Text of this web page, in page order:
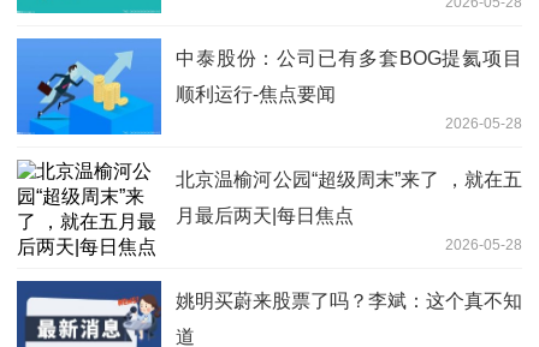
中泰股份：公司已有多套BOG提氦项目
顺利运行-焦点要闻
2026-05-28
北京温榆河公园“超级周末”来了 ，就在五
月最后两天|每日焦点
2026-05-28
姚明买蔚来股票了吗？李斌：这个真不知
道